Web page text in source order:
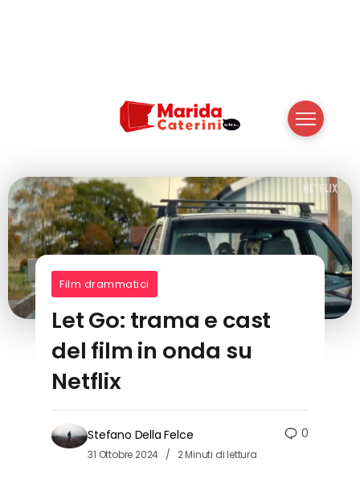
Film drammatici
Let Go: trama e cast
del film in onda su
Netflix
Stefano Della Felce
31 Ottobre 2024 2 Minuti di lettura
0